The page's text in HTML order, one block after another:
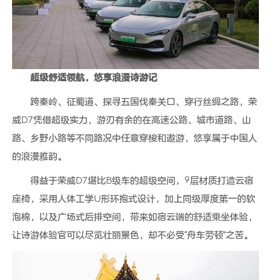
超级舒适领航，悠享浪漫诗游记
跨秦岭、征蜀道、探寻五国伐秦关口、穿行丝绸之路，荣
威D7凭借超级实力，游刃有余的在高速公路、城市道路、山
路、乡野小路等不同路况中任意穿梭和遨游，悠享属于中国人
的浪漫雅韵。
得益于荣威D7堪比B级车的超级空间，9层材质打造云宿
座椅，采用人体工学U形环抱式设计，加上同级厚度第一的软
泡棉，以及广场式后排空间，带来如宿云端的舒适乘坐体验，
让诗游体验官可以尽览壮丽景色，却不必受“舟车劳顿”之苦。